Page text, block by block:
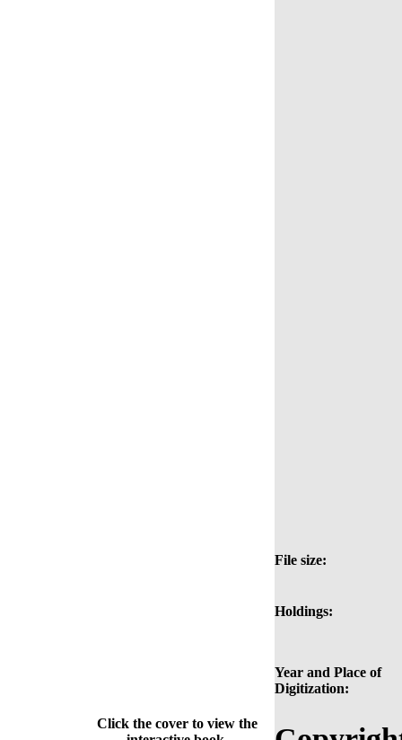
File size:
Holdings:
Year and Place of
Digitization:
Click the cover to view the